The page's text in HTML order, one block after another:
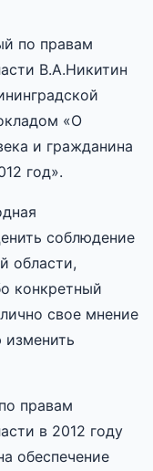
по правам
В.А.Никитин
«О
и гражданина
год».
соблюдение
области,
конкретный
свое мнение
правам
в 2012 году
обеспечение